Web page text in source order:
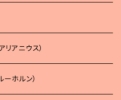
アニウス）
ホルン）